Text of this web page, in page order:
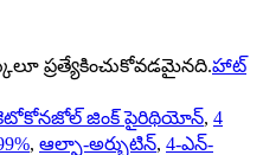
ప్రత్యేకించుకోవడమైనది.హాట్
జింక్ పైరిథియోన్, 4
, ఆల్ఫా-అర్బుటిన్, 4-ఎన్-